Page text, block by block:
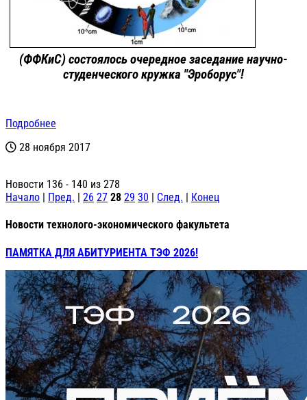
(ФФКиС) состоялось очередное заседание научно-
студенческого кружка "Эроборус"!
Подробнее
28 ноября 2017
Новости 136 - 140 из 278
Начало | Пред. | 26 27 28 29 30 | След. | Конец
Новости технолого-экономического факультета
ПАМЯТКА ДЛЯ АБИТУРИЕНТА ТЭФ 2026!